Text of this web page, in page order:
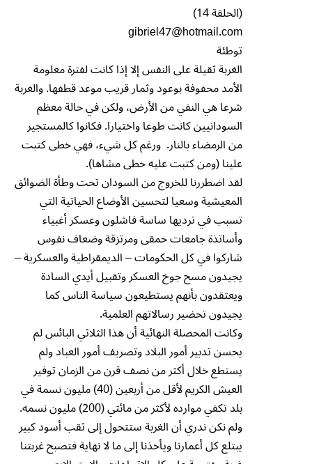
(الحلقة 14)
gibriel47@hotmail.com
توطئة
الغربة ثقيلة على النفس إلا إذا كانت لفترة معلومة
الأمد محفوفة بوعود وثمار قريب موعد قطفها. والغربة
شرعا هي النفي من الأرض، ولكن في حالة معظم
السودانيين كانت طوعا واختيارا. فكانوا كالمستجير
من الرمضاء بالنار. ورغم كل شيء، فهي خطى كتبت
علينا (ومن كتبت عليه خطى مشاها).
لقد اضطررنا للخروج من السودان تحت وطأة الضوائق
المعيشية وسعيا لتحسين الأوضاع الحياتية التي
تسبب في ترديها ساسة فاشلون وعسكر أغبياء
وأساتذة جامعات حمقى ومرتزقة وضعاف نفوس
شاركوا في كل الحكومات – الديمقراطية والعسكرية –
يجيدون مسح جوخ العسكر وتقبيل أيدي السادة
ويعتقدون بأنهم يستطيعون سياسة الناس كما
يجيدون تحضير رسالاتهم العلمية.
وكانت المحصلة النهائية أن هذا الثلاثي البائس لم
يحسن تدبير أمور البلاد وتصريف أمور العباد ولم
يستطع خلال أكثر من نصف قرن من الزمان توفير
العيش الكريم لأقل من أربعين (40) مليون نسمة في
بلد تكفي موارده لأكثر من مائتي (200) مليون نسمه.
ولم نكن ندري أن الغربة ستتحول إلى ثقب أسود كبير
يبتلع كل أعمارنا ويأخذنا إلى ما لا نهاية فتصبح غربتنا